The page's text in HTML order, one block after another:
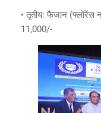
• तृतीय: फैजान (फ्लोरेंस
11,000/-